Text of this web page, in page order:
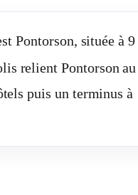
Pontorson, située à
relient Pontorson
puis un terminus à